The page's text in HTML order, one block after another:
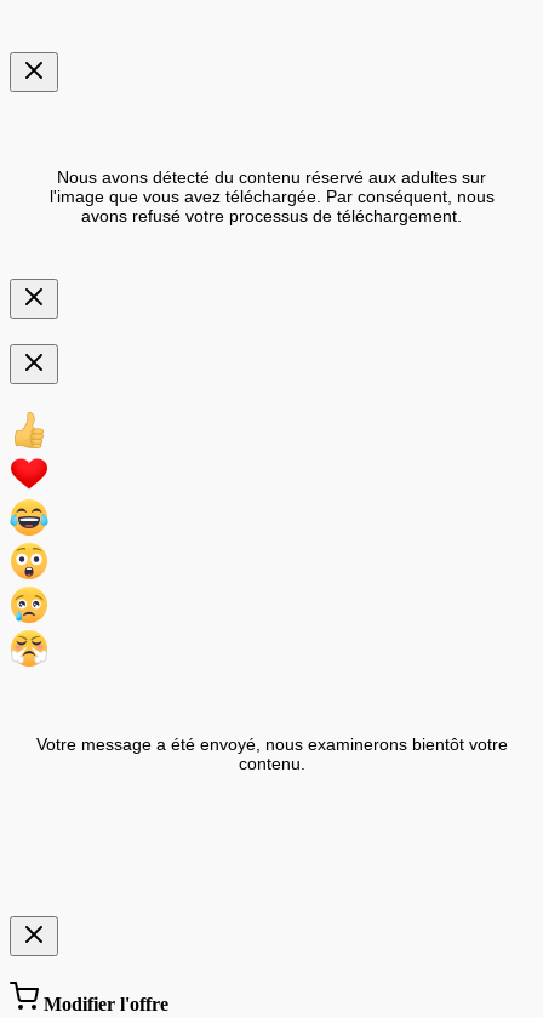
Nous avons détecté du contenu réservé aux adultes sur
l'image que vous avez téléchargée. Par conséquent, nous
avons refusé votre processus de téléchargement.
Votre message a été envoyé, nous examinerons bientôt votre
contenu.
Modifier l'offre